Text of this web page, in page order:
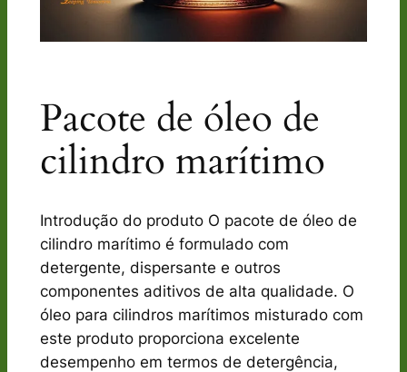
Pacote de óleo de
cilindro marítimo
Introdução do produto O pacote de óleo de
cilindro marítimo é formulado com
detergente, dispersante e outros
componentes aditivos de alta qualidade. O
óleo para cilindros marítimos misturado com
este produto proporciona excelente
desempenho em termos de detergência,